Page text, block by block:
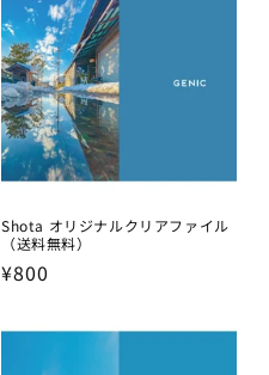
Shota オリジナルクリアファイル
（送料無料）
Regular
¥800